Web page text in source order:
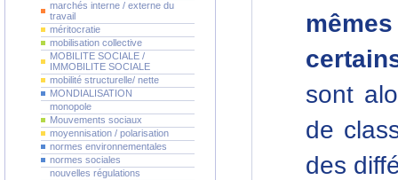
marchés interne / externe du
travail
méritocratie
mobilisation collective
MOBILITE SOCIALE /
IMMOBILITE SOCIALE
mobilité structurelle/ nette
MONDIALISATION
monopole
Mouvements sociaux
moyennisation / polarisation
normes environnementales
normes sociales
nouvelles régulations
sont
de
des